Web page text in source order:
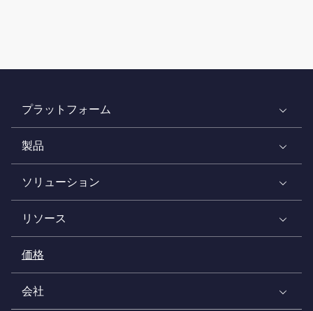
プラットフォーム
製品
ソリューション
リソース
価格
会社